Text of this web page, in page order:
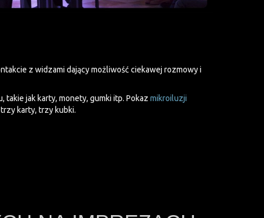
z widzami dający możliwość ciekawej rozmowy i
jak karty, monety, gumki itp. Pokaz mikroiluzji
karty, trzy kubki.